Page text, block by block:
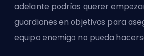
adelante podrías querer
guardianes en objetivos para
equipo enemigo no pueda